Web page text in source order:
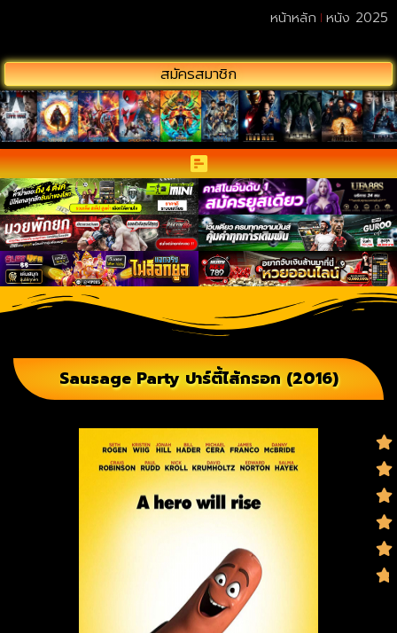
สมัครสมาชิก
หน้าหลัก หนัง 2025
Sausage Party ปาร์ตี้ไส้กรอก (2016)